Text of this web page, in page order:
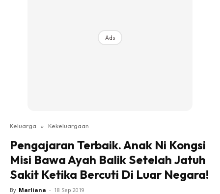
Ads
Keluarga » Kekeluargaan
Pengajaran Terbaik. Anak Ni Kongsi
Misi Bawa Ayah Balik Setelah Jatuh
Sakit Ketika Bercuti Di Luar Negara!
By Marliana - 18 Sep 2019